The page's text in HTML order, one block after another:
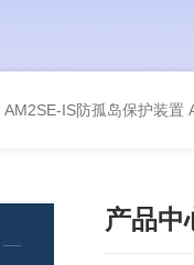
AM2SE-IS防孤岛保护装置
产品中